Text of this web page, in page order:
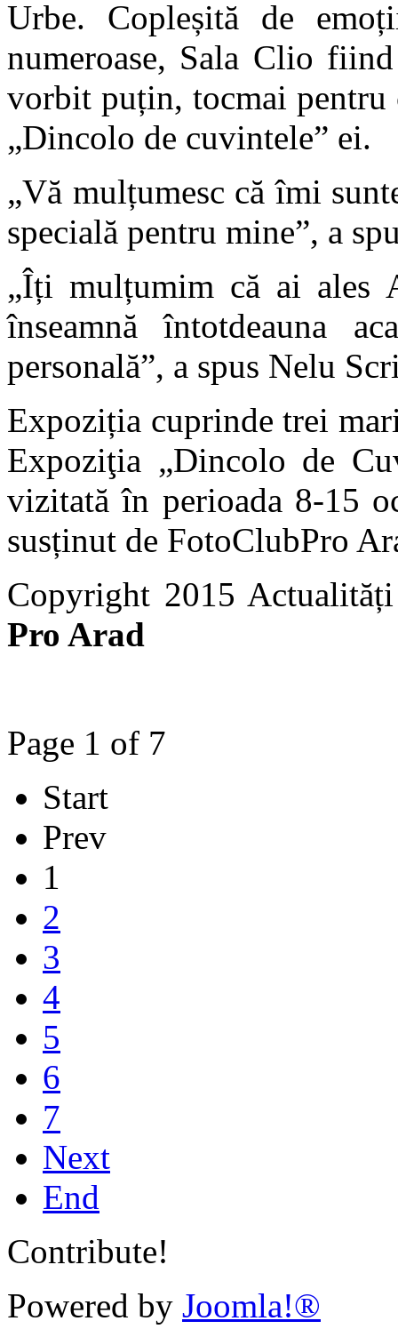
Urbe. Copleșită de
numeroase, Sala Clio
vorbit puțin, tocmai pentru
„Dincolo de cuvintele” ei.
„Vă mulțumesc că îmi
specială pentru mine”, a
„Îți mulțumim că ai ales
înseamnă întotdeauna
personală”, a spus Nelu
Expoziția cuprinde trei
Expoziţia „Dincolo de
vizitată în perioada 8-15
susținut de FotoClubPro
Copyright 2015
Pro Arad
Page 1 of 7
Start
Prev
1
2
3
4
5
6
7
Next
End
Contribute!
Powered by Joomla!®